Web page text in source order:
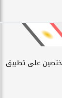
على تطبيق